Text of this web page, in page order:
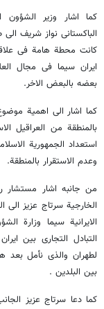
کما اشار وزیر الشؤون
الباکستانی نواز شریف
کانت محطة هامة فی
ایران سیما فی مجال
بعضه بالبعض الاخر.
کما اشار الی اهمیة
بالمنطقة من العراقیل
استعداد الجمهوریة
وعدم الاستقرار بالمنطقة.
من جانبه اشار مستشار
الخارجیة سرتاج عزیز الی
الایرانیة سیما وزارة
التبادل التجاری بین
لطهران والذی نأمل بعد
بین البلدین .
کما دعا سرتاج عزیز